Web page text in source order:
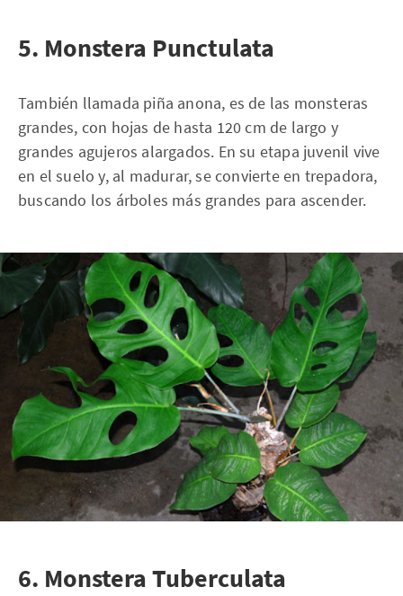
5. Monstera Punctulata
También llamada piña anona, es de las monsteras
grandes, con hojas de hasta 120 cm de largo y
grandes agujeros alargados. En su etapa juvenil vive
en el suelo y, al madurar, se convierte en trepadora,
buscando los árboles más grandes para ascender.
6. Monstera Tuberculata